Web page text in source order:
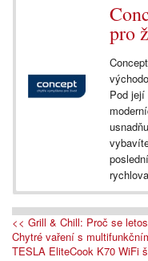
pro
Pod její
<< Grill & Chill: Proč se
Chytré vaření s
TESLA EliteCook K70 WiFi